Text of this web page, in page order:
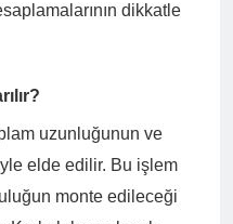
dikkatle
uzunluğunun ve
elde edilir. Bu işlem
monte edileceği